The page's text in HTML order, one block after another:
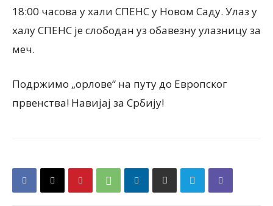
18:00 часова у хали СПЕНС у Новом Саду. Улаз у
халу СПЕНС је слободан уз обавезну улазницу за
меч.
Подржимо „орлове“ на путу до Европског
првенства! Навијај за Србију!